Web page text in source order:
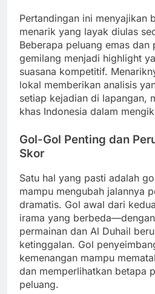
Pertandingan ini menyajikan
menarik yang layak diulas
Beberapa peluang emas dan
gemilang menjadi highlight
suasana kompetitif.
lokal memberikan analisis
setiap kejadian di lapangan,
khas Indonesia dalam
Gol-Gol Penting dan
Skor
Satu hal yang pasti adalah
mampu mengubah jalannya
dramatis. Gol awal dari
irama yang
permainan dan Al Duhail
ketinggalan. Gol
kemenangan mampu
dan memperlihatkan betapa
peluang.